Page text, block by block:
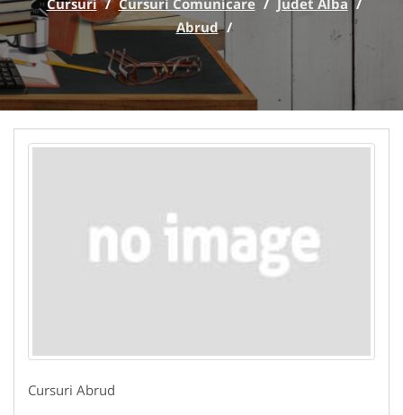
Cursuri / Cursuri Comunicare / Judet Alba /
Abrud /
Cursuri Abrud